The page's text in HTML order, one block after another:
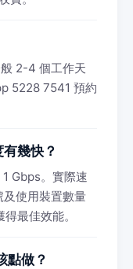
2-4 個工作天
5228 7541 預約
幾快？
Gbps。實際速
使用裝置數量
最佳效能。
點做？